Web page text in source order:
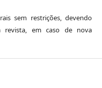
sem restrições, devendo
revista, em caso de nova